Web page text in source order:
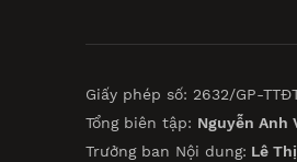
Giấy phép số: 2632/GP-
Tổng biên tập: Nguyễn Anh
Trưởng ban Nội dung: Lê